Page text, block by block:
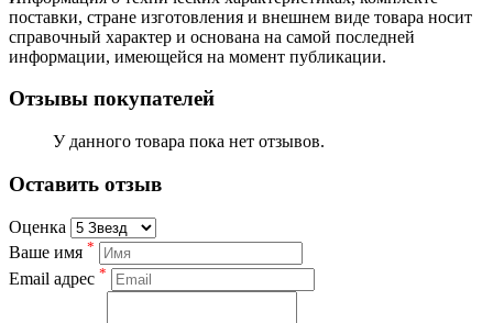
поставки, стране изготовления и внешнем виде товара носит
справочный характер и основана на самой последней
информации, имеющейся на момент публикации.
Отзывы покупателей
У данного товара пока нет отзывов.
Оставить отзыв
Оценка
Ваше имя *
Email адрес *